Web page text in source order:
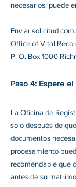
necesarios, puede
Enviar solicitud
Office of Vital
P. O. Box 1000
Paso 4: Espere
La Oficina de
solo después de
documentos
procesamiento
recomendable que
antes de su